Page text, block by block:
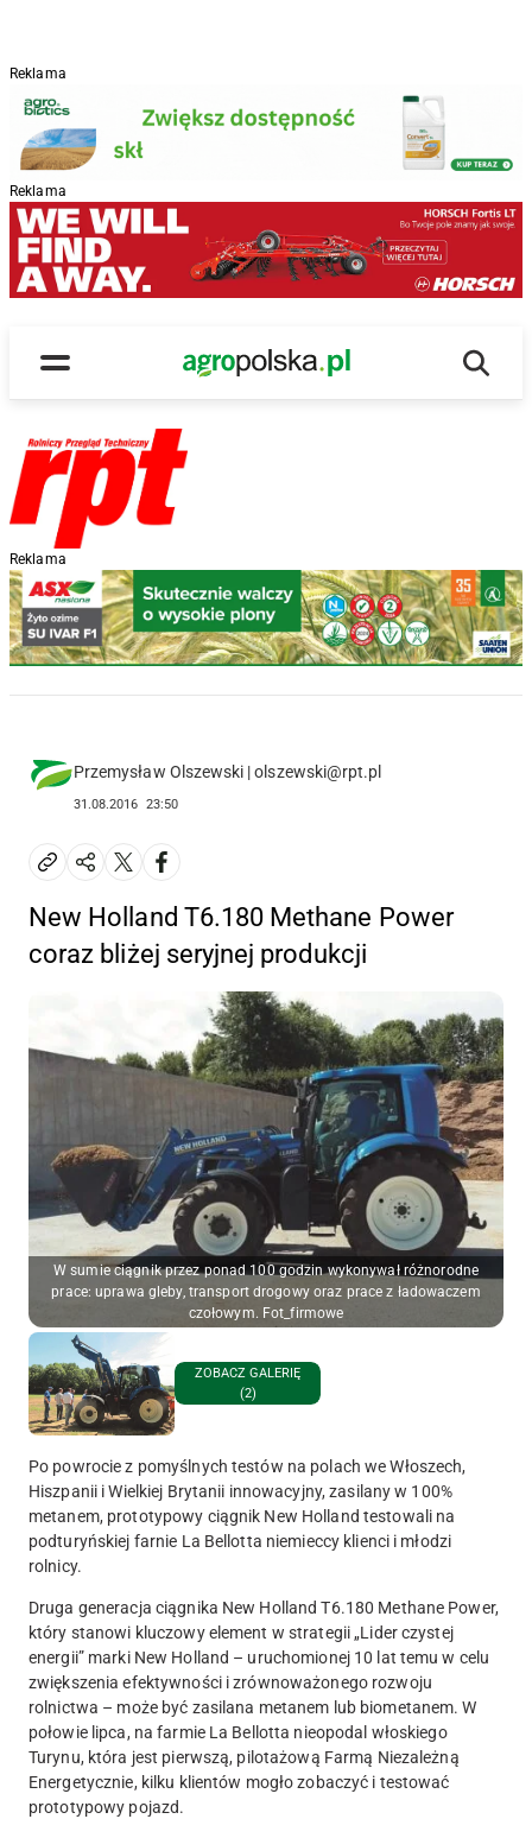
Reklama
Reklama
Menu
Main Logo
Reklama
Przemysław Olszewski | olszewski@rpt.pl
31.08.2016 23:50
New Holland T6.180 Methane Power
coraz bliżej seryjnej produkcji
W sumie ciągnik przez ponad 100 godzin wykonywał różnorodne
prace: uprawa gleby, transport drogowy oraz prace z ładowaczem
czołowym. Fot_firmowe
ZOBACZ GALERIĘ
(2)
Po powrocie z pomyślnych testów na polach we Włoszech,
Hiszpanii i Wielkiej Brytanii innowacyjny, zasilany w 100%
metanem, prototypowy ciągnik New Holland testowali na
podturyńskiej farnie La Bellotta niemieccy klienci i młodzi
rolnicy.
Druga generacja ciągnika New Holland T6.180 Methane Power,
który stanowi kluczowy element w strategii „Lider czystej
energii” marki New Holland – uruchomionej 10 lat temu w celu
zwiększenia efektywności i zrównoważonego rozwoju
rolnictwa – może być zasilana metanem lub biometanem. W
połowie lipca, na farmie La Bellotta nieopodal włoskiego
Turynu, która jest pierwszą, pilotażową Farmą Niezależną
Energetycznie, kilku klientów mogło zobaczyć i testować
prototypowy pojazd.